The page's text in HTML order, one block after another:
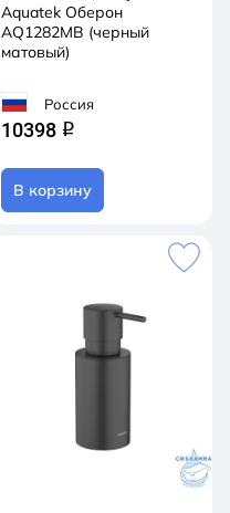
Aquatek Оберон
AQ1282MB (черный
матовый)
Россия
10398 q
В корзину